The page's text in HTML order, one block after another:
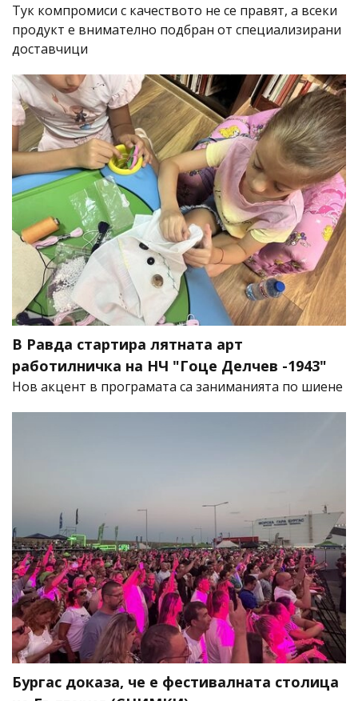
Тук компромиси с качеството не се правят, а всеки
продукт е внимателно подбран от специализирани
доставчици
В Равда стартира лятната арт
работилничка на НЧ "Гоце Делчев -1943"
Нов акцент в програмата са заниманията по шиене
Бургас доказа, че е фестивалната столица